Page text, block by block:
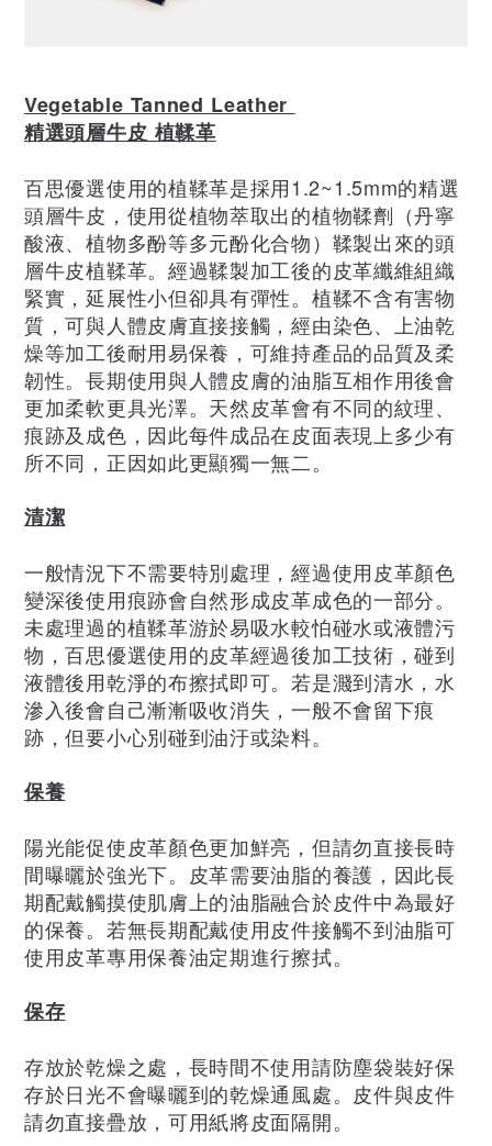
Vegetable Tanned Leather
精選頭層牛皮 植鞣革
百思優選使用的植鞣革是採用1.2~1.5mm的精選
頭層牛皮，使用從植物萃取出的植物鞣劑（丹寧
酸液、植物多酚等多元酚化合物）鞣製出來的頭
層牛皮植鞣革。經過鞣製加工後的皮革纖維組織
緊實，延展性小但卻具有彈性。植鞣不含有害物
質，可與人體皮膚直接接觸，經由染色、上油乾
燥等加工後耐用易保養，可維持產品的品質及柔
韌性。長期使用與人體皮膚的油脂互相作用後會
更加柔軟更具光澤。天然皮革會有不同的紋理、
痕跡及成色，因此每件成品在皮面表現上多少有
所不同，正因如此更顯獨一無二。
清潔
一般情況下不需要特別處理，經過使用皮革顏色
變深後使用痕跡會自然形成皮革成色的一部分。
未處理過的植鞣革游於易吸水較怕碰水或液體污
物，百思優選使用的皮革經過後加工技術，碰到
液體後用乾淨的布擦拭即可。若是濺到清水，水
滲入後會自己漸漸吸收消失，一般不會留下痕
跡，但要小心別碰到油汙或染料。
保養
陽光能促使皮革顏色更加鮮亮，但請勿直接長時
間曝曬於強光下。皮革需要油脂的養護，因此長
期配戴觸摸使肌膚上的油脂融合於皮件中為最好
的保養。若無長期配戴使用皮件接觸不到油脂可
使用皮革專用保養油定期進行擦拭。
保存
存放於乾燥之處，長時間不使用請防塵袋裝好保
存於日光不會曝曬到的乾燥通風處。皮件與皮件
請勿直接疊放，可用紙將皮面隔開。